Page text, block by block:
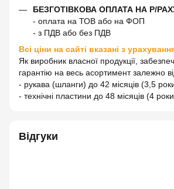
БЕЗГОТІВКОВА ОПЛАТА НА Р/
- оплата на ТОВ або на ФОП
- з ПДВ або без ПДВ
Всі ціни на сайті вказані з
Як виробник власної продукції,
гарантію на весь асортимент залежно
- рукава (шланги) до 42 місяців (3,5
- технічні пластини до 48 місяців (4
Відгуки